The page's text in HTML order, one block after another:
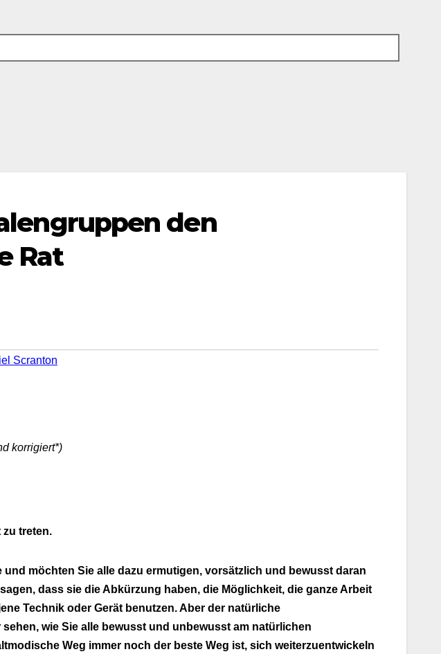
den
Rat
Scranton
korrigiert*)
zu treten.
möchten Sie alle dazu ermutigen, vorsätzlich und bewusst daran
dass sie die Abkürzung haben, die Möglichkeit, die ganze Arbeit
Technik oder Gerät benutzen. Aber der natürliche
wie Sie alle bewusst und unbewusst am natürlichen
Weg immer noch der beste Weg ist, sich weiterzuentwickeln